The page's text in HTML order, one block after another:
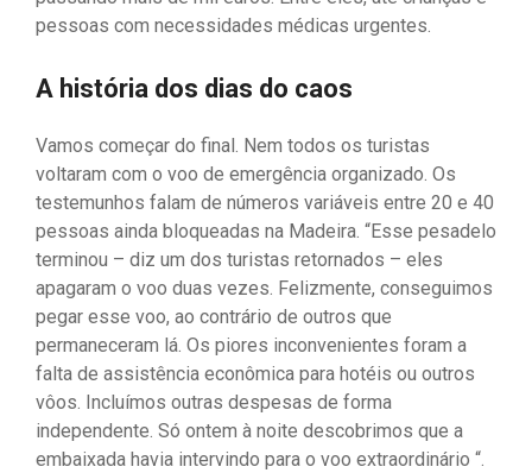
pessoas com necessidades médicas urgentes.
A história dos dias do caos
Vamos começar do final. Nem todos os turistas
voltaram com o voo de emergência organizado. Os
testemunhos falam de números variáveis ​​entre 20 e 40
pessoas ainda bloqueadas na Madeira. “Esse pesadelo
terminou – diz um dos turistas retornados – eles
apagaram o voo duas vezes. Felizmente, conseguimos
pegar esse voo, ao contrário de outros que
permaneceram lá. Os piores inconvenientes foram a
falta de assistência econômica para hotéis ou outros
vôos. Incluímos outras despesas de forma
independente. Só ontem à noite descobrimos que a
embaixada havia intervindo para o voo extraordinário “.